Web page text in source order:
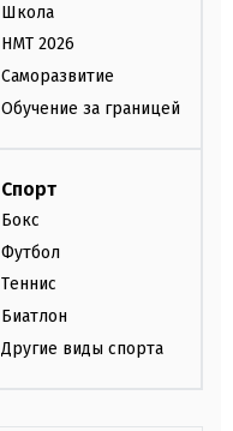
Школа
НМТ 2026
Саморазвитие
Обучение за границей
Спорт
Бокс
Футбол
Теннис
Биатлон
Другие виды спорта